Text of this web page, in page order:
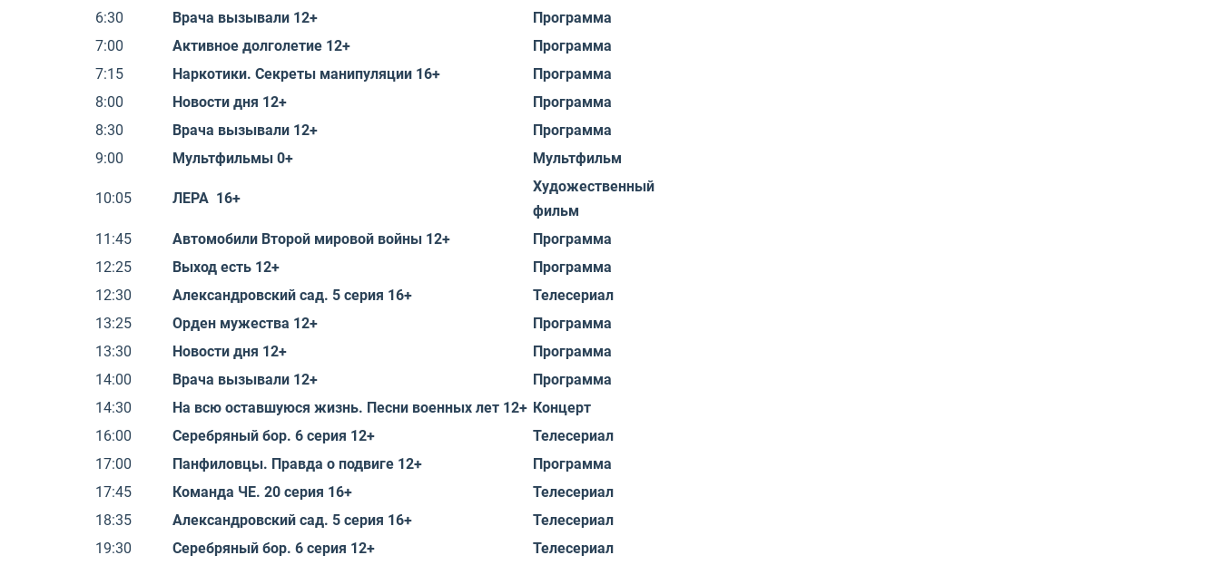
6:30
Врача вызывали 12+
Программа
7:00
Активное долголетие 12+
Программа
7:15
Наркотики. Секреты манипуляции 16+
Программа
8:00
Новости дня 12+
Программа
8:30
Врача вызывали 12+
Программа
9:00
Мультфильмы 0+ Мультфильм
10:05 ЛЕРА 16+
Художественный
фильм
11:45
Автомобили Второй мировой войны 12+
Программа
12:25
Выход есть 12+
Программа
12:30
Александровский сад. 5 серия 16+
Телесериал
13:25
Орден мужества 12+
Программа
13:30
Новости дня 12+
Программа
14:00
Врача вызывали 12+
Программа
14:30
На всю оставшуюся жизнь. Песни военных лет 12+ Концерт
16:00
Серебряный бор. 6 серия 12+
Телесериал
17:00
Панфиловцы. Правда о подвиге 12+
Программа
17:45
Команда ЧЕ. 20 серия 16+
Телесериал
18:35
Александровский сад. 5 серия 16+
Телесериал
19:30
Серебряный бор. 6 серия 12+ Телесериал